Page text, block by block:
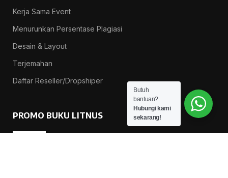
Kerja Sama Event
Menurunkan Persentase Plagiasi
Desain & Layout
Terjemahan
Daftar Reseller/Dropshiper
PROMO BUKU LITNUS
Pengantar Ilmu Pendidikan — Suprapno dkk
Butuh
bantuan?
Hubungi kami
sekarang!